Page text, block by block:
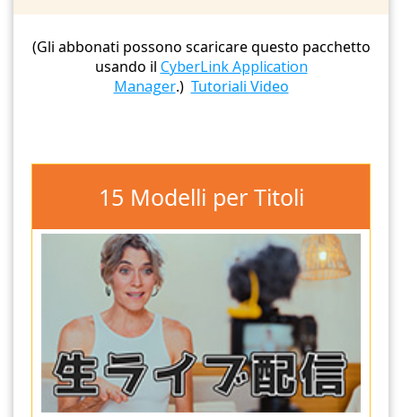
(Gli abbonati possono scaricare questo pacchetto
usando il CyberLink Application
Manager.) Tutoriali Video
15 Modelli per Titoli